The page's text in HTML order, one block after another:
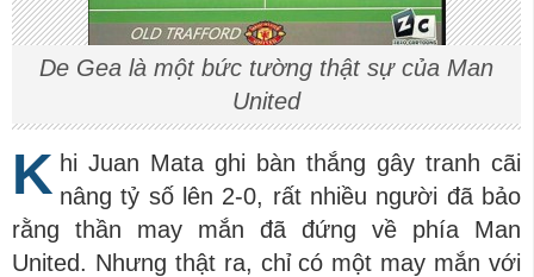
De Gea là một bức tường thật sự của Man
United
K hi Juan Mata ghi bàn thắng gây tranh cãi
nâng tỷ số lên 2-0, rất nhiều người đã bảo
rằng thần may mắn đã đứng về phía Man
United. Nhưng thật ra, chỉ có một may mắn với